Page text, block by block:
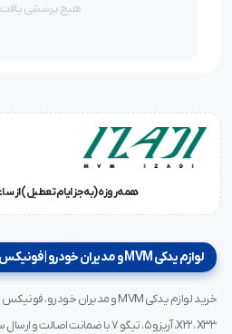
هیچ پرسشی
همه‌روزه (به‌جز ایام تعطیل) از ساعت ۸ صبح تا
لوازم یدکی MVM و مدیران خودرو | فونیکس، آریزو، تیگو — فروشگاه ایزدی
X22، X33، آریزو ۵، تیگو ۷ با ضمانت اصالت و ارسال سریع.